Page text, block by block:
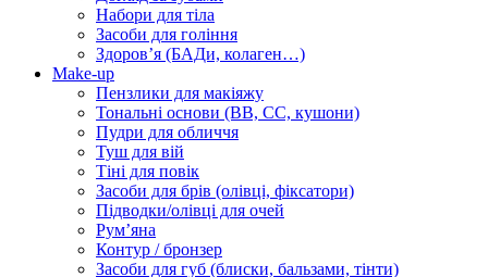
Набори для тіла
Засоби для гоління
Здоровʼя (БАДи, колаген…)
Make-up
Пензлики для макіяжу
Тональні основи (BB, CC, кушони)
Пудри для обличчя
Туш для вій
Тіні для повік
Засоби для брів (олівці, фіксатори)
Підводки/олівці для очей
Румʼяна
Контур / бронзер
Засоби для губ (блиски, бальзами, тінти)